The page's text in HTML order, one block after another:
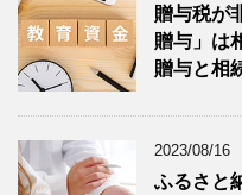
贈与税が
贈与」は
贈与と相
2023/08/16
ふるさと